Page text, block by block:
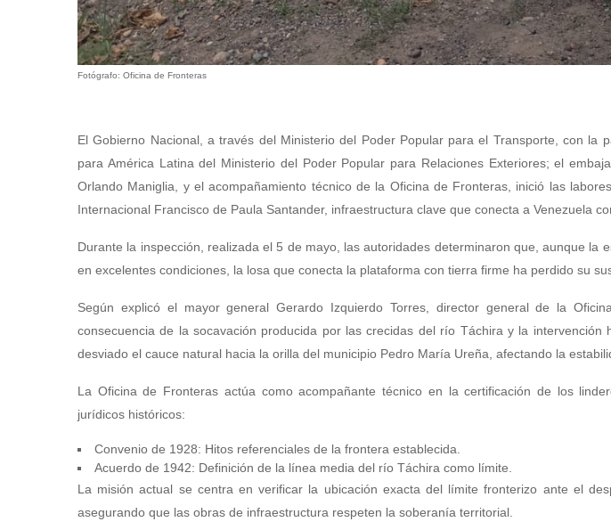
Fotógrafo: Oficina de Fronteras
El Gobierno Nacional, a través del Ministerio del Poder Popular para el Transporte, con la
para América Latina del Ministerio del Poder Popular para Relaciones Exteriores; el
Orlando Maniglia, y el acompañamiento técnico de la Oficina de Fronteras, inició las
Internacional Francisco de Paula Santander, infraestructura clave que conecta a Venezuela
Durante la inspección, realizada el 5 de mayo, las autoridades determinaron que, aunque la
en excelentes condiciones, la losa que conecta la plataforma con tierra firme ha perdido su
Según explicó el mayor general Gerardo Izquierdo Torres, director general de la
consecuencia de la socavación producida por las crecidas del río Táchira y la intervención
desviado el cauce natural hacia la orilla del municipio Pedro María Ureña, afectando la
La Oficina de Fronteras actúa como acompañante técnico en la certificación de los
jurídicos históricos:
Convenio de 1928: Hitos referenciales de la frontera establecida.
Acuerdo de 1942: Definición de la línea media del río Táchira como límite.
La misión actual se centra en verificar la ubicación exacta del límite fronterizo ante el
asegurando que las obras de infraestructura respeten la soberanía territorial.